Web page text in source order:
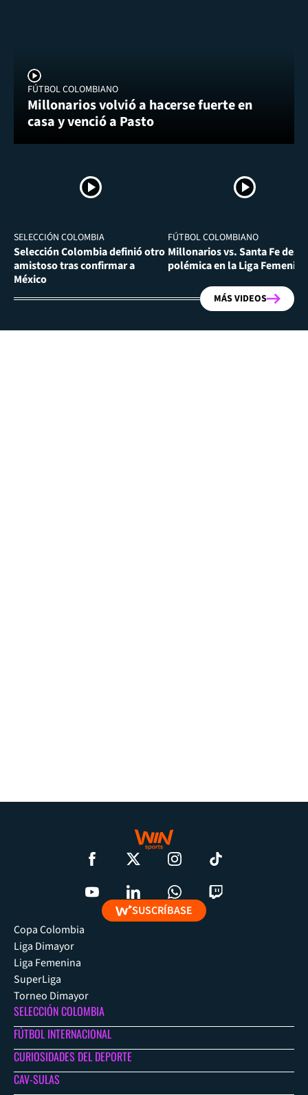
FÚTBOL COLOMBIANO
Millonarios volvió a hacerse fuerte en
casa y venció a Pasto
SELECCIÓN COLOMBIA
Selección Colombia definió otro
amistoso tras confirmar a
México
FÚTBOL COLOMBIANO
Millonarios vs. Santa Fe
polémica en la Liga Femenina
MÁS VIDEOS
SUSCRÍBASE
Copa Colombia
Liga Dimayor
Liga Femenina
SuperLiga
Torneo Dimayor
SELECCIÓN COLOMBIA
FÚTBOL INTERNACIONAL
CURIOSIDADES DEL DEPORTE
CAV-SULAS